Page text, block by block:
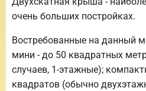
очень больших постройках.
Востребованные на данный
мини - до 50 квадратных
случаев, 1-этажные);
квадратов (обычно